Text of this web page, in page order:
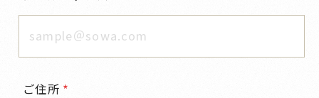
ご住所